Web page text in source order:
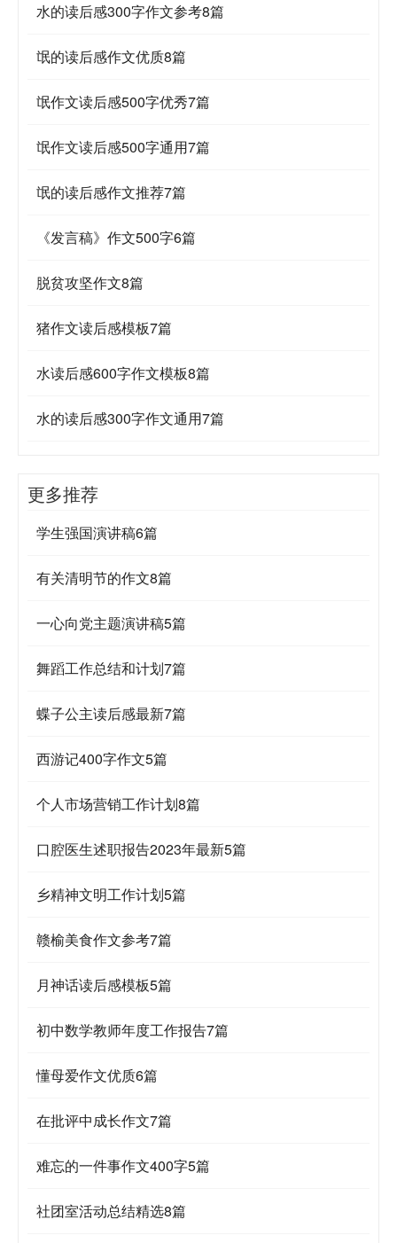
水的读后感300字作文参考8篇
氓的读后感作文优质8篇
氓作文读后感500字优秀7篇
氓作文读后感500字通用7篇
氓的读后感作文推荐7篇
《发言稿》作文500字6篇
脱贫攻坚作文8篇
猪作文读后感模板7篇
水读后感600字作文模板8篇
水的读后感300字作文通用7篇
更多推荐
学生强国演讲稿6篇
有关清明节的作文8篇
一心向党主题演讲稿5篇
舞蹈工作总结和计划7篇
蝶子公主读后感最新7篇
西游记400字作文5篇
个人市场营销工作计划8篇
口腔医生述职报告2023年最新5篇
乡精神文明工作计划5篇
赣榆美食作文参考7篇
月神话读后感模板5篇
初中数学教师年度工作报告7篇
懂母爱作文优质6篇
在批评中成长作文7篇
难忘的一件事作文400字5篇
社团室活动总结精选8篇